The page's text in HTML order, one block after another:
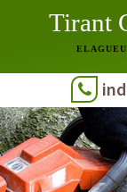
Tirant